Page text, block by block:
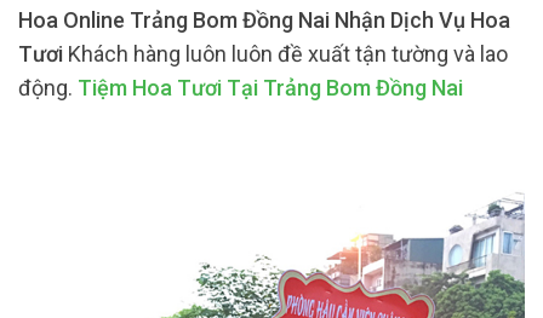
Hoa Online Trảng Bom Đồng Nai Nhận Dịch Vụ Hoa
Tươi Khách hàng luôn luôn đề xuất tận tường và lao
động. Tiệm Hoa Tươi Tại Trảng Bom Đồng Nai